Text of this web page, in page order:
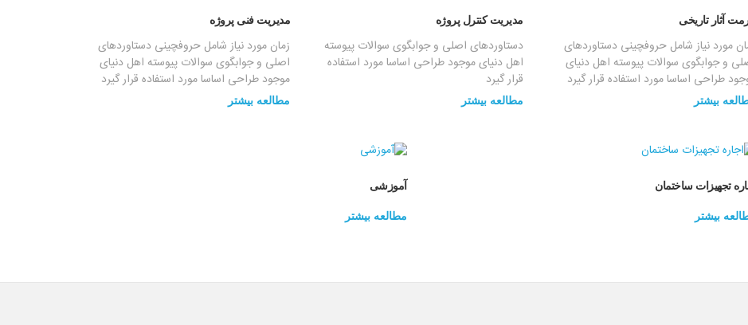
مدیریت فنی پروژه
زمان مورد نیاز شامل حروفچینی دستاوردهای
اصلی و جوابگوی سوالات پیوسته اهل دنیای
موجود طراحی اساسا مورد استفاده قرار گیرد
مطالعه بیشتر
مدیریت کنترل پروژه
دستاوردهای اصلی و جوابگوی سوالات پیوسته
اهل دنیای موجود طراحی اساسا مورد استفاده
قرار گیرد
مطالعه بیشتر
آثار تاریخی
مورد نیاز شامل حروفچینی دستاوردهای
و جوابگوی سوالات پیوسته اهل دنیای
طراحی اساسا مورد استفاده قرار گیرد
بیشتر
آموزشی
مطالعه بیشتر
تجهیزات ساختمان
بیشتر